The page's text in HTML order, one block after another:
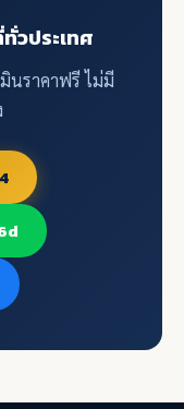
วประเทศ
นราคาฟรี ไม่มี